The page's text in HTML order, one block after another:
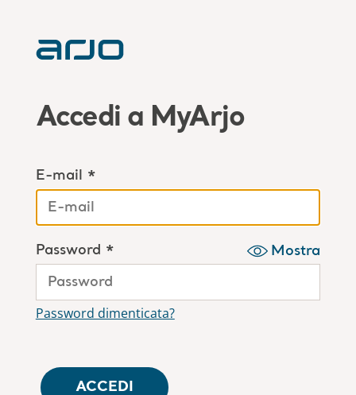
Accedi a MyArjo
E-mail *
Password * Mostra
Password dimenticata?
ACCEDI